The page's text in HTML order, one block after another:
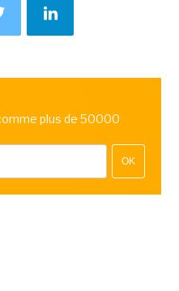
plus de 50000
OK